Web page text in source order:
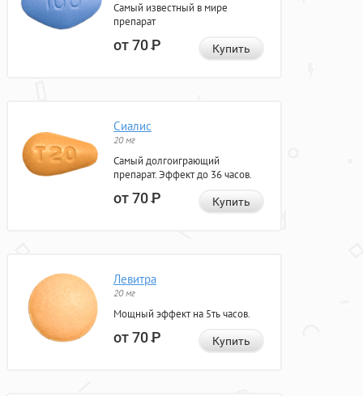
Самый известный в мире
препарат
от 70Р Купить
Сиалис
20 мг
Самый долгоиграющий
препарат. Эффект до 36 часов.
от 70Р Купить
Левитра
20 мг
Мощный эффект на 5ть часов.
от 70Р Купить